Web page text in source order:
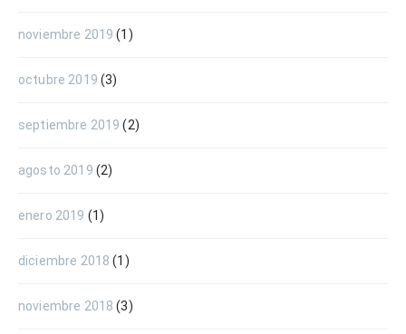
noviembre 2019 (1)
octubre 2019 (3)
septiembre 2019 (2)
agosto 2019 (2)
enero 2019 (1)
diciembre 2018 (1)
noviembre 2018 (3)